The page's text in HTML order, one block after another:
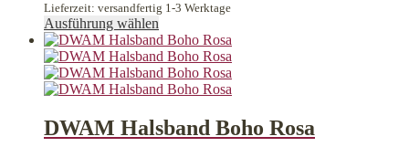
werden
Lieferzeit: versandfertig 1-3 Werktage
Ausführung wählen
Produkt
weist
mehrere
Varianten
Die
Optionen
DWAM Halsband Boho Rosa